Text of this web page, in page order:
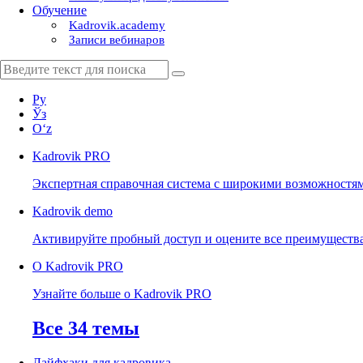
Обучение
Kadrovik.academy
Записи вебинаров
Ру
Ўз
Oʻz
Kadrovik PRO
Экспертная справочная система с широкими
Kadrovik demo
Активируйте пробный доступ и оцените все
О Kadrovik PRO
Узнайте больше о Kadrovik PRO
Все 34 темы